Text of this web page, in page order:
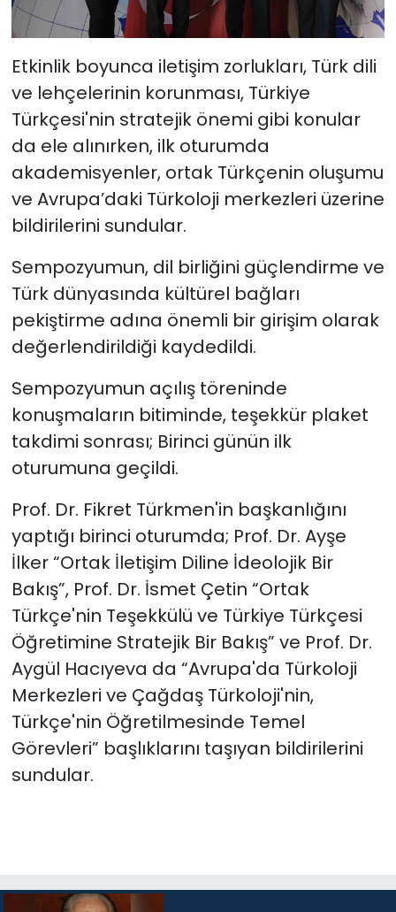
Etkinlik boyunca iletişim zorlukları, Türk dili
ve lehçelerinin korunması, Türkiye
Türkçesi'nin stratejik önemi gibi konular
da ele alınırken, ilk oturumda
akademisyenler, ortak Türkçenin oluşumu
ve Avrupa’daki Türkoloji merkezleri üzerine
bildirilerini sundular.
Sempozyumun, dil birliğini güçlendirme ve
Türk dünyasında kültürel bağları
pekiştirme adına önemli bir girişim olarak
değerlendirildiği kaydedildi.
Sempozyumun açılış töreninde
konuşmaların bitiminde, teşekkür plaket
takdimi sonrası; Birinci günün ilk
oturumuna geçildi.
Prof. Dr. Fikret Türkmen'in başkanlığını
yaptığı birinci oturumda; Prof. Dr. Ayşe
İlker “Ortak İletişim Diline İdeolojik Bir
Bakış”, Prof. Dr. İsmet Çetin “Ortak
Türkçe'nin Teşekkülü ve Türkiye Türkçesi
Öğretimine Stratejik Bir Bakış” ve Prof. Dr.
Aygül Hacıyeva da “Avrupa'da Türkoloji
Merkezleri ve Çağdaş Türkoloji'nin,
Türkçe'nin Öğretilmesinde Temel
Görevleri” başlıklarını taşıyan bildirilerini
sundular.